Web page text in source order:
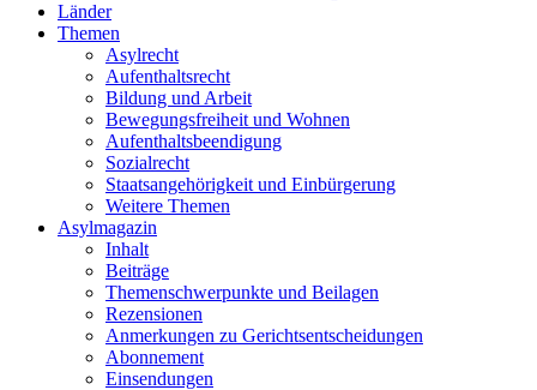
Länder
Themen
Asylrecht
Aufenthaltsrecht
Bildung und Arbeit
Bewegungsfreiheit und Wohnen
Aufenthaltsbeendigung
Sozialrecht
Staatsangehörigkeit und Einbürgerung
Weitere Themen
Asylmagazin
Inhalt
Beiträge
Themenschwerpunkte und Beilagen
Rezensionen
Anmerkungen zu Gerichtsentscheidungen
Abonnement
Einsendungen